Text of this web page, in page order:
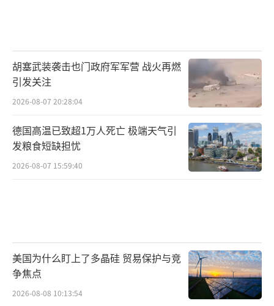
力下降。
欧洲多国政府代表和决策者纷纷对此次事
件表达了自己的看法。英国首相斯塔默在社交
平台上发帖称，“任何对民主制度或新闻自由
的攻击都必须受到最严厉的谴责。”法国总统
马克龙表示，暴力在民主制度中没有位置。欧
恨氛围蔓延，政治对立再度滑向暴力边缘。枪
击事件引发的强烈震动，或许能倒逼社会展开
反思。
胡塞武装袭击也门政府军军营 战火再燃
引发关注
2026-08-07 20:28:04
德国高温已致超1万人死亡 极端天气引
发粮食短缺担忧
2026-08-07 15:59:40
美国为什么盯上了多晶硅 贸易保护与竞
争焦点
2026-08-08 10:13:54